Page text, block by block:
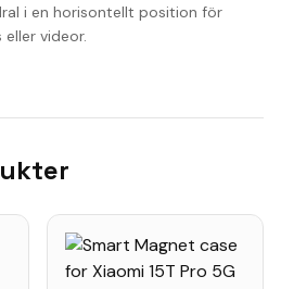
i en horisontellt position för
videor.